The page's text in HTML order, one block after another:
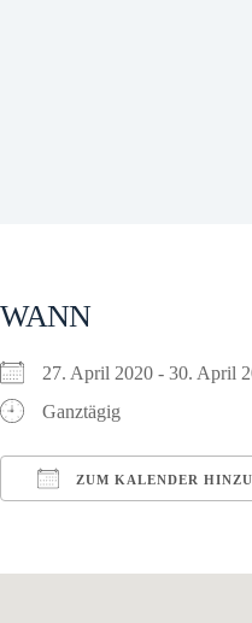
WANN
27. April 2020 - 30. April
Ganztägig
ZUM KALENDER